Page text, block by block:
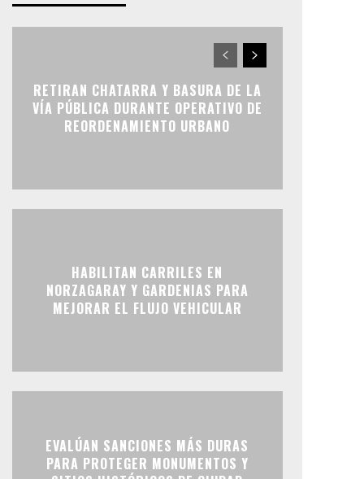
RETIRAN CHATARRA Y BASURA DE LA
VÍA PÚBLICA DURANTE OPERATIVO DE
REORDENAMIENTO URBANO
HABILITAN CARRILES EN
NORZAGARAY Y GARDENIAS PARA
MEJORAR EL FLUJO VEHICULAR
EVALÚAN SANCIONES MÁS DURAS
PARA PROTEGER MONUMENTOS Y